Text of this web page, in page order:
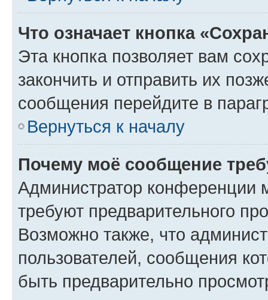
Что означает кнопка
Эта кнопка позволяет вам
закончить и отправить их
сообщения перейдите в
Вернуться к началу
Почему моё сообщение
Администратор конференции
требуют предварительного
Возможно также, что
пользователей, сообщения
быть предварительно